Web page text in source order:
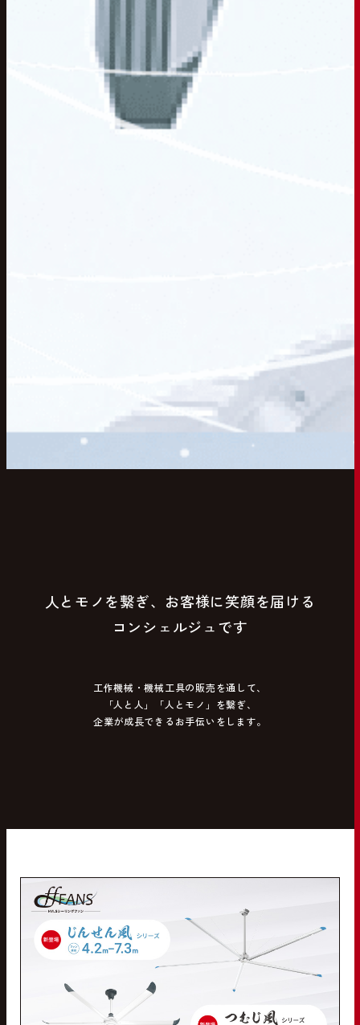
人とモノを繋ぎ、お客様に笑顔を届ける
コンシェルジュです
工作機械・機械工具の販売を通して、
「人と人」「人とモノ」を繋ぎ、
企業が成長できるお手伝いをします。